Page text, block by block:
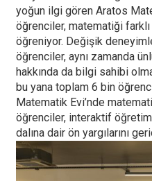
yoğun ilgi gören Aratos
öğrenciler, matematiği
öğreniyor. Değişik
öğrenciler, aynı zamanda
hakkında da bilgi sahibi
bu yana toplam 6 bin
Matematik Evi’nde
öğrenciler, interaktif
dalına dair ön yargılarını